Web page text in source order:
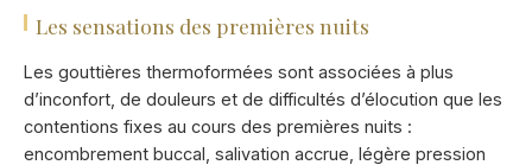
Les sensations des premières nuits
Les gouttières thermoformées sont associées à plus
d’inconfort, de douleurs et de difficultés d’élocution que les
contentions fixes au cours des premières nuits :
encombrement buccal, salivation accrue, légère pression